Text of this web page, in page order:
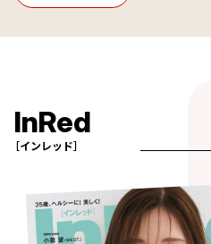
InRed
［インレッド］